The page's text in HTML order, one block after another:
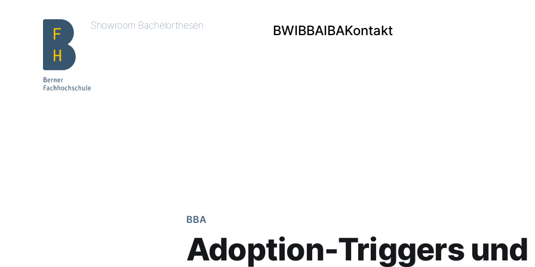
Showroom Bachelorthesen BWIBBAIBAKontakt
BBA
Adoption-Triggers und